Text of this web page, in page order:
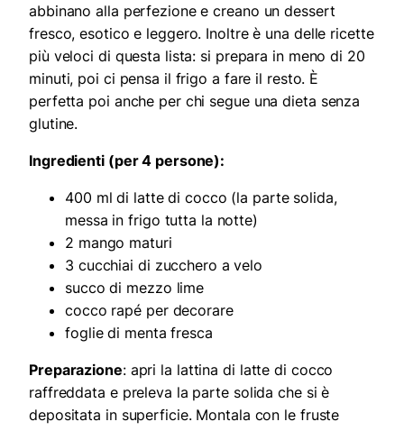
abbinano alla perfezione e creano un dessert
fresco, esotico e leggero. Inoltre è una delle ricette
più veloci di questa lista: si prepara in meno di 20
minuti, poi ci pensa il frigo a fare il resto. È
perfetta poi anche per chi segue una dieta senza
glutine.
Ingredienti (per 4 persone):
400 ml di latte di cocco (la parte solida,
messa in frigo tutta la notte)
2 mango maturi
3 cucchiai di zucchero a velo
succo di mezzo lime
cocco rapé per decorare
foglie di menta fresca
Preparazione: apri la lattina di latte di cocco
raffreddata e preleva la parte solida che si è
depositata in superficie. Montala con le fruste